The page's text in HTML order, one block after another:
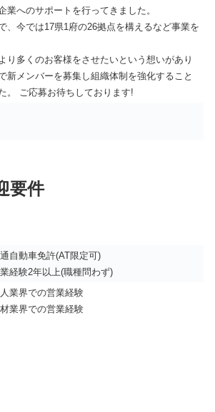
業へのサポートを行ってきました。
、今では17県1府の26拠点を構えるなど事業を
り多くのお客様をさせたいという想いがあり
新メンバーを募集し組織体制を強化すること
。 ご応募お待ちしております!
要件
通自動車免許(AT限定可)
業経験2年以上(職種問わず)
人業界での営業経験
材業界での営業経験